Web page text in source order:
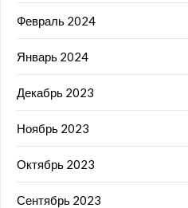
Февраль 2024
Январь 2024
Декабрь 2023
Ноябрь 2023
Октябрь 2023
Сентябрь 2023